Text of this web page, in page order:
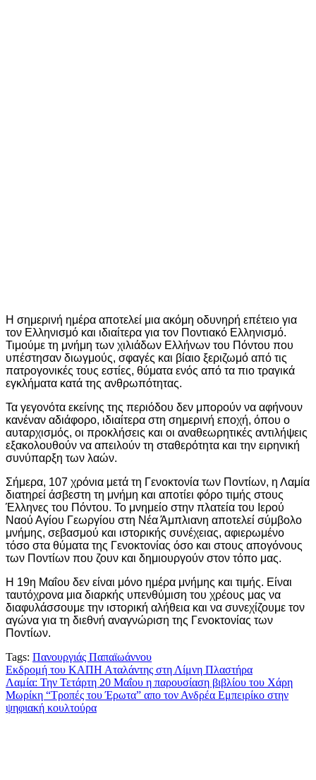
Η σημερινή ημέρα αποτελεί μια ακόμη οδυνηρή επέτειο για
τον Ελληνισμό και ιδιαίτερα για τον Ποντιακό Ελληνισμό.
Τιμούμε τη μνήμη των χιλιάδων Ελλήνων του Πόντου που
υπέστησαν διωγμούς, σφαγές και βίαιο ξεριζωμό από τις
πατρογονικές τους εστίες, θύματα ενός από τα πιο τραγικά
εγκλήματα κατά της ανθρωπότητας.
Τα γεγονότα εκείνης της περιόδου δεν μπορούν να αφήνουν
κανέναν αδιάφορο, ιδιαίτερα στη σημερινή εποχή, όπου ο
αυταρχισμός, οι προκλήσεις και οι αναθεωρητικές αντιλήψεις
εξακολουθούν να απειλούν τη σταθερότητα και την ειρηνική
συνύπαρξη των λαών.
Σήμερα, 107 χρόνια μετά τη Γενοκτονία των Ποντίων, η Λαμία
διατηρεί άσβεστη τη μνήμη και αποτίει φόρο τιμής στους
Έλληνες του Πόντου. Το μνημείο στην πλατεία του Ιερού
Ναού Αγίου Γεωργίου στη Νέα Άμπλιανη αποτελεί σύμβολο
μνήμης, σεβασμού και ιστορικής συνέχειας, αφιερωμένο
τόσο στα θύματα της Γενοκτονίας όσο και στους απογόνους
των Ποντίων που ζουν και δημιουργούν στον τόπο μας.
Η 19η Μαΐου δεν είναι μόνο ημέρα μνήμης και τιμής. Είναι
ταυτόχρονα μια διαρκής υπενθύμιση του χρέους μας να
διαφυλάσσουμε την ιστορική αλήθεια και να συνεχίζουμε τον
αγώνα για τη διεθνή αναγνώριση της Γενοκτονίας των
Ποντίων.
Tags: Πανουργιάς Παπαϊωάννου
Πλοήγηση
άρθρων
Εκδρομή του ΚΑΠΗ Αταλάντης στη Λίμνη Πλαστήρα
Λαμία: Την Τετάρτη 20 Μαΐου η παρουσίαση βιβλίου του Χάρη
Μωρίκη “Τροπές του Έρωτα” απο τον Ανδρέα Εμπειρίκο στην
ψηφιακή κουλτούρα